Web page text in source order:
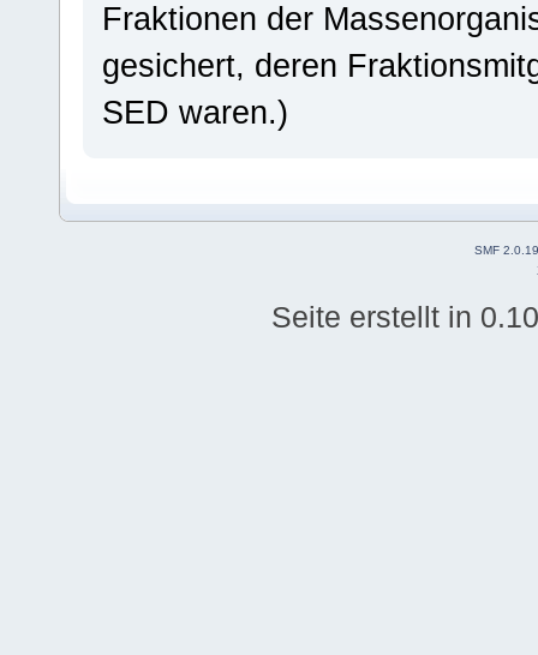
Fraktionen der
gesichert, deren
SED waren.)
SMF 2.0.19
Seite erstellt in